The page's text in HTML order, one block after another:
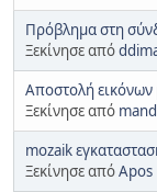
Πρόβλημα στη
Ξεκίνησε από
Αποστολή
Ξεκίνησε από
mozaik
Ξεκίνησε απόApos